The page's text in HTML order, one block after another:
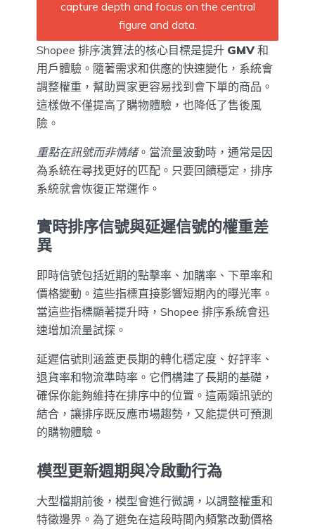
Shopee 排序演算法的核心目標是提升 GMV和
用戶體驗。隨著需求和供應的快速變化，系統會
調整權重，幫助買家更容易找到會下單的商品。
這樣做不僅提高了購物體驗，也降低了售後風
險。
重點在訊號而非情緒。當流量波動時，通常是因
為系統在尋找更好的匹配。只要回饋穩定，排序
系統就會恢復正常運作。
實時排序信號與延遲信號的權重差
異
即時信號包括近期的點擊率、加購率、下單率和
價格變動。這些指標直接影響短期內的曝光率。
當這些指標顯著提升時，Shopee 排序系統會迅
速增加流量試探。
延遲信號則涵蓋更長期的轉化穩定度、好評率、
退貨率和物流準時率。它們構建了長期的基礎，
確保你能夠維持在排序中的位置。這兩類訊號的
結合，讓排序既反應市場趨勢，又能提供可預測
的購物體驗。
模型更新週期與冷啟動行為
大型檔期前後，模型會進行微調，以調整權重和
特徵邊界。為了避免在這段時間內頻繁改動價格